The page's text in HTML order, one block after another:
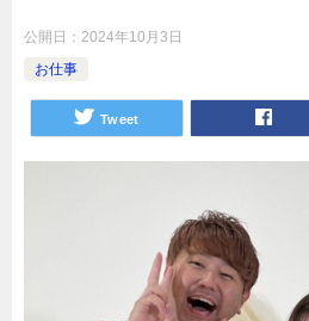
公開日： 2024年10月3日
お仕事
Tweet